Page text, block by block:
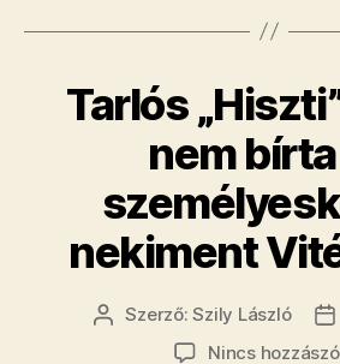
Tarlós
nem
nekiment
Bejegyzés
Szerző:Szily László
Nincs